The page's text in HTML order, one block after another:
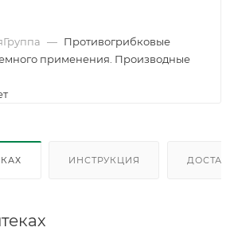
— Противогрибковые
применения. Производные
ИНСТРУКЦИЯ